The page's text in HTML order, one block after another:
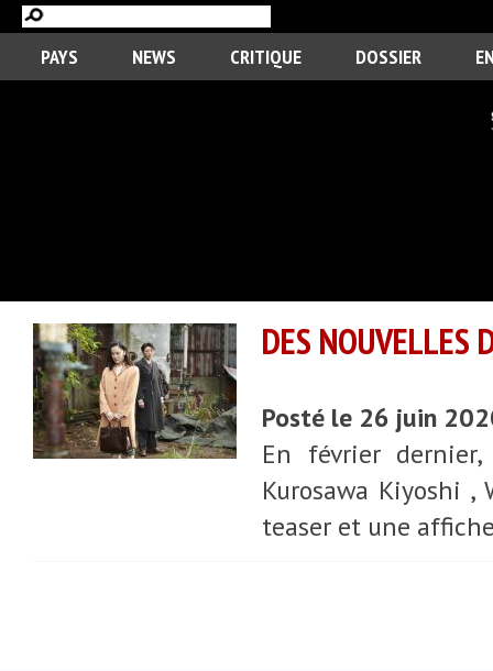
PAYS NEWS CRITIQUE DOSSIER
DES NOUVELLES
Posté le 26 juin
En février
Kurosawa Kiyoshi
teaser et une